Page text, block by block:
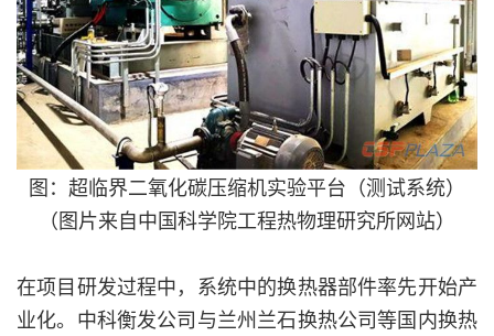
图：超临界二氧化碳压缩机实验平台（测试系统）
（图片来自中国科学院工程热物理研究所网站）
在项目研发过程中，系统中的换热器部件率先开始产
业化。中科衡发公司与兰州兰石换热公司等国内换热